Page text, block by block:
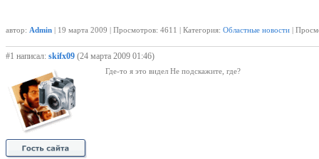
автор: Admin | 19 марта 2009 | Просмотров: 4611 | Категория: Областные новости |
#1 написал: skifx09 (24 марта 2009 01:46)
Где-то я это видел Не подскажите, где?